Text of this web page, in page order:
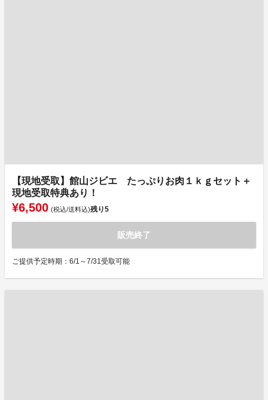
【現地受取】館山ジビエ たっぷりお肉１ｋｇセット＋
現地受取特典あり！
¥6,500 (税込/送料込)残り5
販売終了
ご提供予定時期：6/1～7/31受取可能